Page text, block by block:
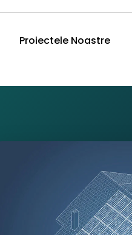
Proiectele Noastre